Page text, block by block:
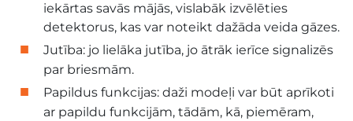
iekārtas savās mājās, vislabāk izvēlēties
detektorus, kas var noteikt dažāda veida gāzes.
Jutība: jo lielāka jutība, jo ātrāk ierīce signalizēs
par briesmām.
Papildus funkcijas: daži modeļi var būt aprīkoti
ar papildu funkcijām, tādām, kā, piemēram,